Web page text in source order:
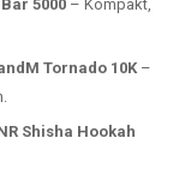
5000 – Kompakt,
Tornado 10K –
Shisha Hookah